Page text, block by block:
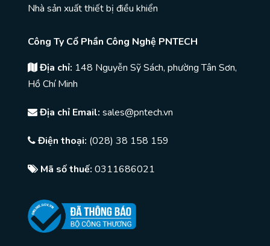
Nhà sản xuất thiết bị điều khiển
Công Ty Cổ Phần Công Nghệ PNTECH
Địa chỉ: 148 Nguyễn Sỹ Sách, phường Tân Sơn,
Hồ Chí Minh
Địa chỉ Email: sales@pntech.vn
Điện thoại: (028) 38 158 159
Mã số thuế: 0311686021